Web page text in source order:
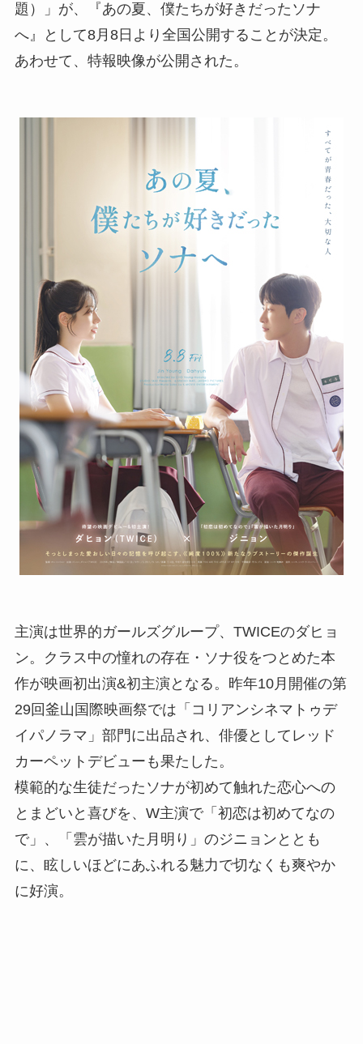
題）」が、『あの夏、僕たちが好きだったソナ
へ』として8月8日より全国公開することが決定。
あわせて、特報映像が公開された。
主演は世界的ガールズグループ、TWICEのダヒョ
ン。クラス中の憧れの存在・ソナ役をつとめた本
作が映画初出演&初主演となる。昨年10月開催の第
29回釜山国際映画祭では「コリアンシネマトゥデ
イパノラマ」部門に出品され、俳優としてレッド
カーペットデビューも果たした。
模範的な生徒だったソナが初めて触れた恋心への
とまどいと喜びを、W主演で「初恋は初めてなの
で」、「雲が描いた月明り」のジニョンととも
に、眩しいほどにあふれる魅力で切なくも爽やか
に好演。